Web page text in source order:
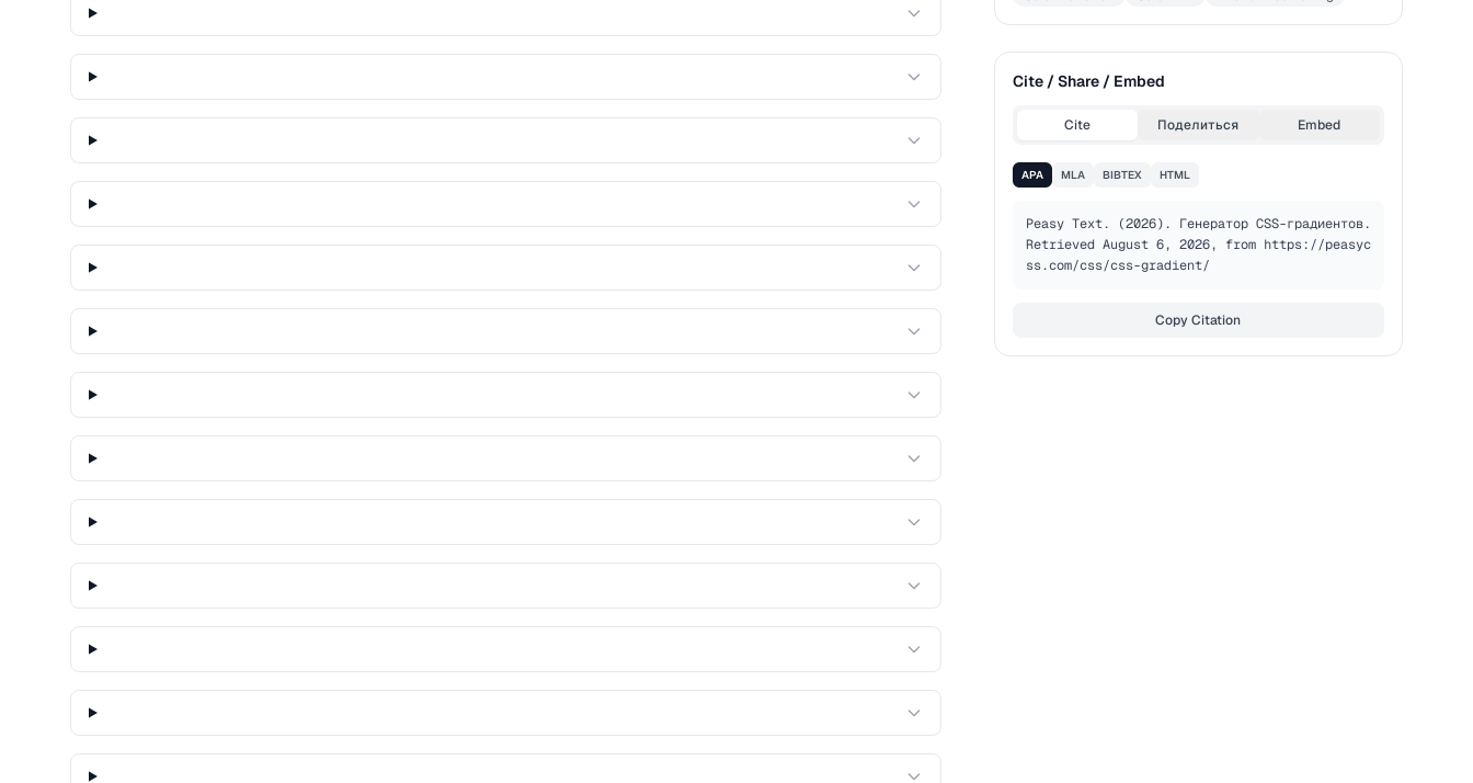
Cite / Share / Embed
Cite Поделиться Embed
APA MLA BIBTEX HTML
Peasy Text. (2026). Генератор CSS-градиентов.
Retrieved August 6, 2026, from https://peasyc
ss.com/css/css-gradient/
Copy Citation